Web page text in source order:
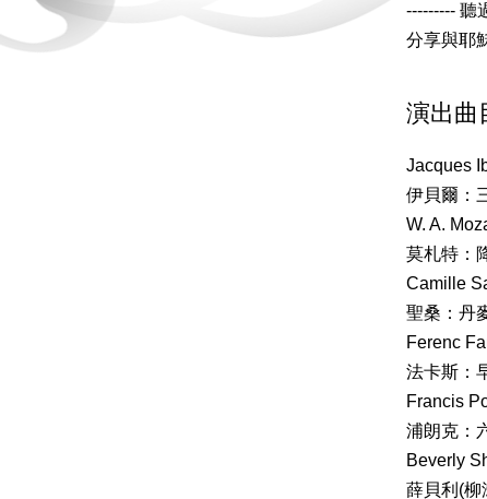
--------- 聽
分享與耶
演出曲
Jacques
伊貝爾：
W. A.
莫札特：
Camille
聖桑：丹
Ferenc
法卡斯：
Francis
浦朗克：
Beverly
薛貝利(柳